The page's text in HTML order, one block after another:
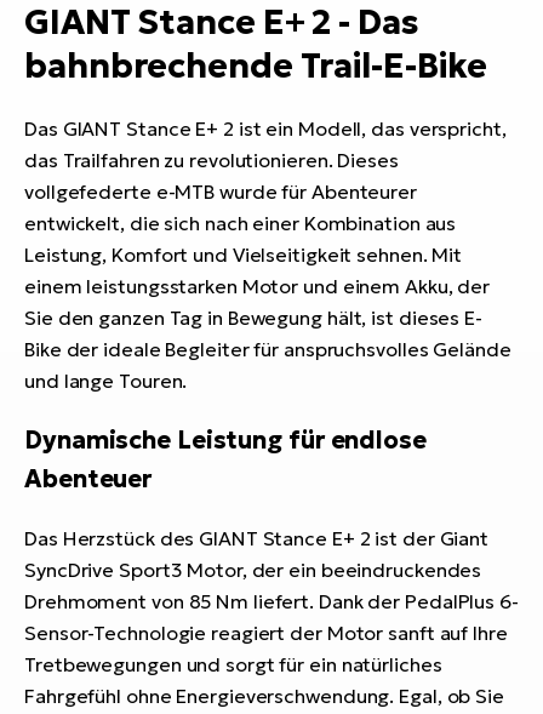
GIANT Stance E+ 2 - Das
bahnbrechende Trail-E-Bike
Das GIANT Stance E+ 2 ist ein Modell, das verspricht,
das Trailfahren zu revolutionieren. Dieses
vollgefederte e-MTB wurde für Abenteurer
entwickelt, die sich nach einer Kombination aus
Leistung, Komfort und Vielseitigkeit sehnen. Mit
einem leistungsstarken Motor und einem Akku, der
Sie den ganzen Tag in Bewegung hält, ist dieses E-
Bike der ideale Begleiter für anspruchsvolles Gelände
und lange Touren.
Dynamische Leistung für endlose
Abenteuer
Das Herzstück des GIANT Stance E+ 2 ist der Giant
SyncDrive Sport3 Motor, der ein beeindruckendes
Drehmoment von 85 Nm liefert. Dank der PedalPlus 6-
Sensor-Technologie reagiert der Motor sanft auf Ihre
Tretbewegungen und sorgt für ein natürliches
Fahrgefühl ohne Energieverschwendung. Egal, ob Sie